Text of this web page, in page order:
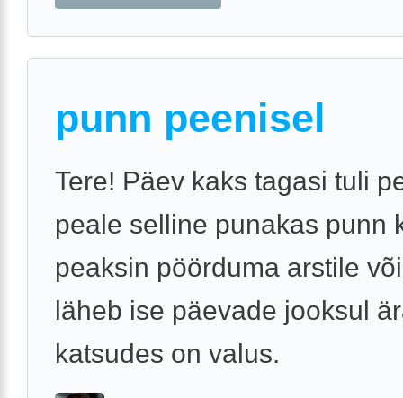
punn peenisel
Tere! Päev kaks tagasi tuli
peale selline punakas punn
peaksin pöörduma arstile
läheb ise päevade jooksul
katsudes on valus.